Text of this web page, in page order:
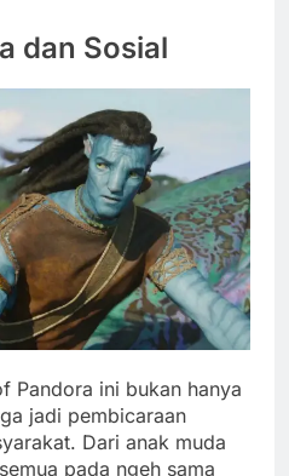
dan Sosial
Pandora ini bukan hanya
jadi pembicaraan
Dari anak muda
pada ngeh sama